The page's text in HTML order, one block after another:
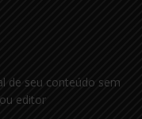
de seu conteúdo sem
editor